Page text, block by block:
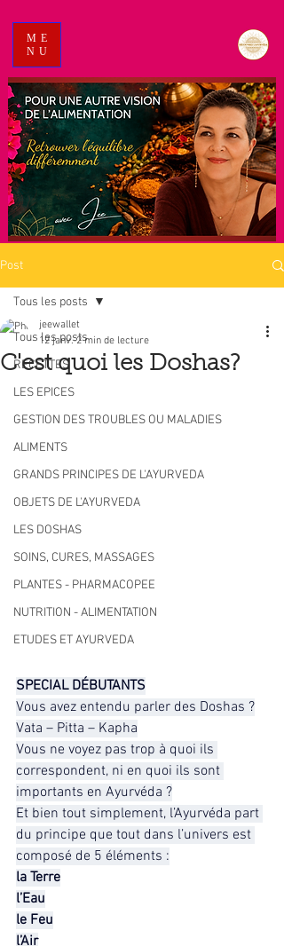
ME
NU
Post
Tous les posts
RECETTES
LES EPICES
GESTION DES TROUBLES OU MALADIES
ALIMENTS
GRANDS PRINCIPES DE L'AYURVEDA
OBJETS DE L'AYURVEDA
LES DOSHAS
SOINS, CURES, MASSAGES
PLANTES - PHARMACOPEE
NUTRITION - ALIMENTATION
ETUDES ET AYURVEDA
Tous les posts
C'est quoi les Doshas?
jeewallet
12 janv. 2 min de lecture
SPECIAL DÉBUTANTS
Vous avez entendu parler des Doshas ?
Vata – Pitta – Kapha
Vous ne voyez pas trop à quoi ils
correspondent, ni en quoi ils sont
importants en Ayurvéda ?
Et bien tout simplement, l’Ayurvéda part
du principe que tout dans l’univers est
composé de 5 éléments :
la Terre
l’Eau
le Feu
l’Air